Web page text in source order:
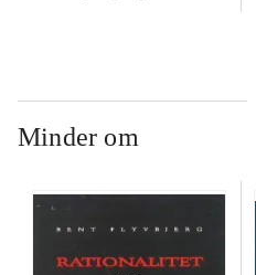
Minder om